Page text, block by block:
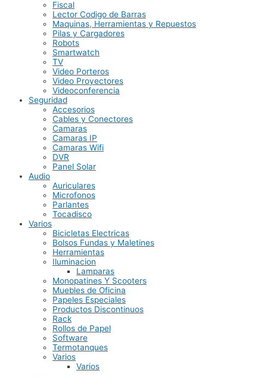
Fiscal
Lector Codigo de Barras
Maquinas, Herramientas y Repuestos
Pilas y Cargadores
Robots
Smartwatch
TV
Video Porteros
Video Proyectores
Videoconferencia
Seguridad
Accesorios
Cables y Conectores
Camaras
Camaras IP
Camaras Wifi
DVR
Panel Solar
Audio
Auriculares
Microfonos
Parlantes
Tocadisco
Varios
Bicicletas Electricas
Bolsos Fundas y Maletines
Herramientas
Iluminacion
Lamparas
Monopatines Y Scooters
Muebles de Oficina
Papeles Especiales
Productos Discontinuos
Rack
Rollos de Papel
Software
Termotanques
Varios
Varios